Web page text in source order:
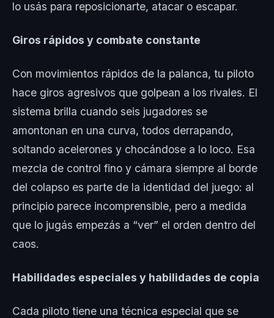
lo usás para reposicionarte, atacar o escapar.
Giros rápidos y combate constante
Con movimientos rápidos de la palanca, tu piloto
hace giros agresivos que golpean a los rivales. El
sistema brilla cuando seis jugadores se
amontonan en una curva, todos derrapando,
soltando acelerones y chocándose a lo loco. Esa
mezcla de control fino y cámara siempre al borde
del colapso es parte de la identidad del juego: al
principio parece incomprensible, pero a medida
que lo jugás empezás a “ver” el orden dentro del
caos.
Habilidades especiales y habilidades de copia
Cada piloto tiene una técnica especial que se